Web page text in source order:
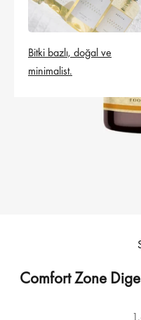
Bitki bazlı, doğal ve
minimalist.
Comfort Zone